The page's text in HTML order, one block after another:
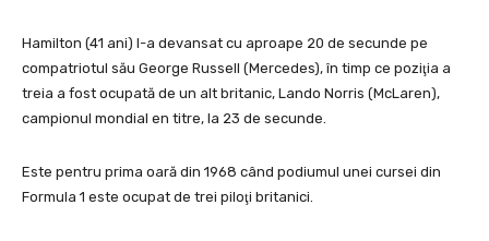
Hamilton (41 ani) l-a devansat cu aproape 20 de secunde pe
compatriotul său George Russell (Mercedes), în timp ce poziţia a
treia a fost ocupată de un alt britanic, Lando Norris (McLaren),
campionul mondial en titre, la 23 de secunde.
Este pentru prima oară din 1968 când podiumul unei cursei din
Formula 1 este ocupat de trei piloţi britanici.